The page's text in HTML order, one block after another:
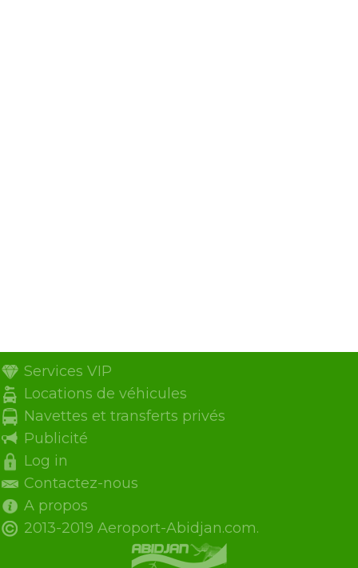
Services VIP
Locations de véhicules
Navettes et transferts privés
Publicité
Log in
Contactez-nous
A propos
2013-2019 Aeroport-Abidjan.com.